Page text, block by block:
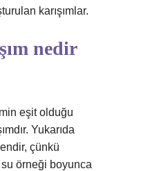
karışımlar.
nedir
eşit olduğu
Yukarıda
çünkü
örneği boyunca